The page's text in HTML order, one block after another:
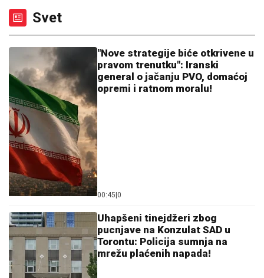
plažu sa torbom od 1.500 eura, a evo
"Samo mi fali da mi ta kuća izgori"
Mala Cana SAHRANILA MUŽA, a sada
STRAHUJE po svoju bezbednost:
"JOŠ TO DA ME SNAĐE"
"MOJA LJUBAV JEDINA NA SVETU"Dragan
Stanković i dalje čuva uspomene sa Jovanom
Jeremić, zbog jednog detalja svi komentarišu da je